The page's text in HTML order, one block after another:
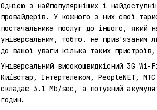
Однією з найпопулярніших і
провайдерів. У кожного з них свої
постачальника послуг до іншого, який
універсальним, тобто. не прив'язаним
до вашої уваги кілька таких
Універсальний високошвидкісний 3G Wi-
Київстар, Інтертелеком, PeopleNET,
складає 3.1 Mb/sec, а потужний
годин.